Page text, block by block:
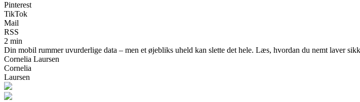
Pinterest
TikTok
Mail
RSS
2 min
Din mobil rummer uvurderlige data – men et øjebliks uheld kan slette det hele. Læs, hvordan du nemt laver
Cornelia Laursen
Cornelia
Laursen